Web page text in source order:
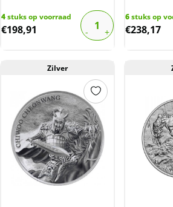
4stuks op voorraad
€198,91
6stuks op
€238,17
Zilver